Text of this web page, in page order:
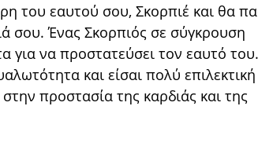
του εαυτού σου, Σκορπιέ και θα
σου. Ένας Σκορπιός σε σύγκρουση
για να προστατεύσει τον εαυτό του.
και είσαι πολύ επιλεκτική
προστασία της καρδιάς και της